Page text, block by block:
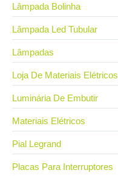
Lâmpada Bolinha
Lâmpada Led Tubular
Lâmpadas
Loja De Materiais Elétricos
Luminária De Embutir
Materiais Elétricos
Pial Legrand
Placas Para Interruptores